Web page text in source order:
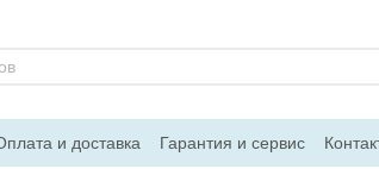
и доставка Гарантия и сервис